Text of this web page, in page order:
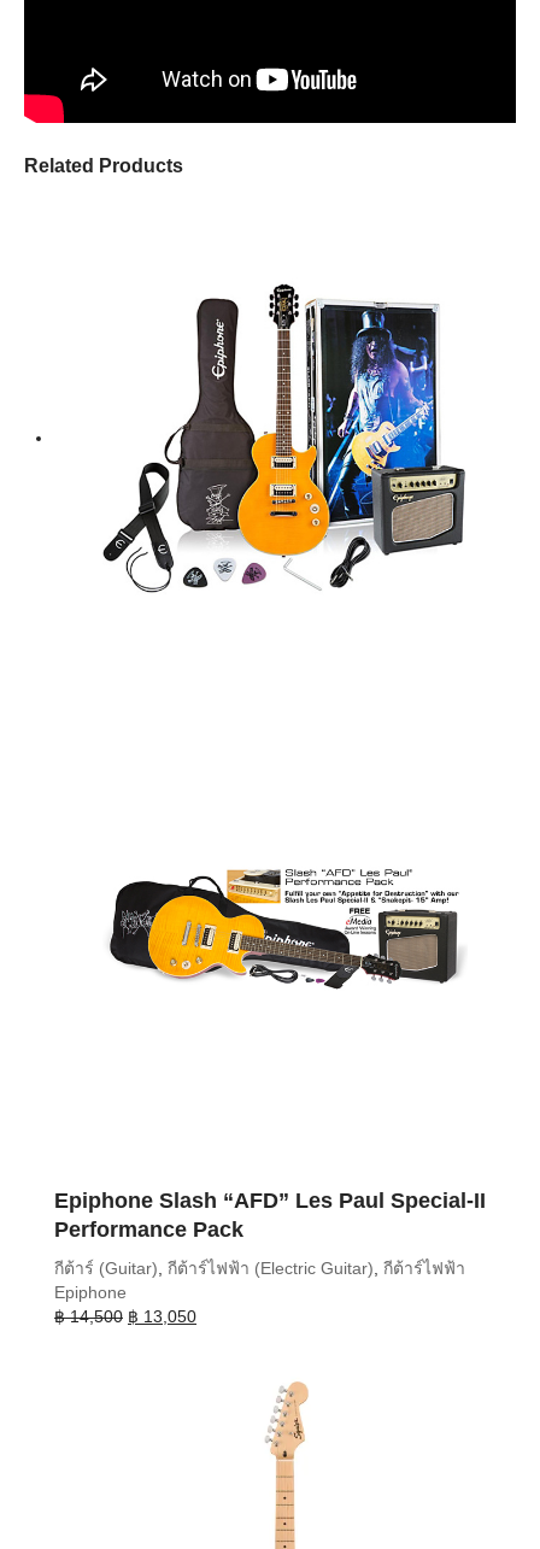
Related Products
Epiphone Slash “AFD” Les Paul Special-II
Performance Pack
กีต้าร์ (Guitar) กีต้าร์ไฟฟ้า (Electric Guitar) กีต้าร์ไฟฟ้า
Epiphone
฿14,500 Original
฿ 13,050Current